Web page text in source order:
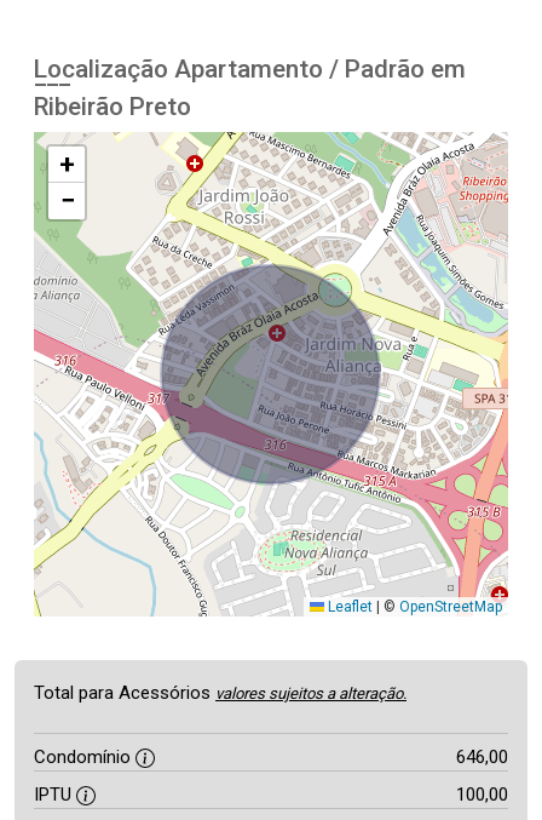
Localização Apartamento / Padrão em
Ribeirão Preto
+
−
Leaflet © OpenStreetMap
Total para Acessórios valores sujeitos a alteração.
Condomínio
646,00
IPTU
100,00